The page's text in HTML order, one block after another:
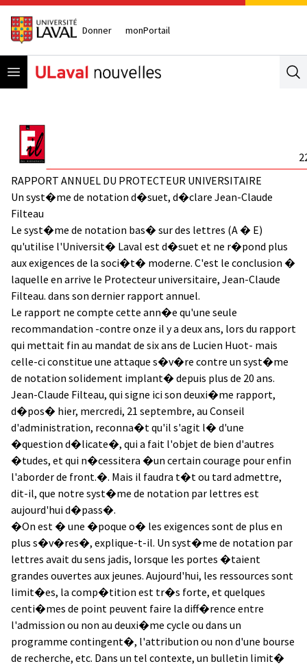
Donner monPortail
Open menu
RAPPORT ANNUEL DU PROTECTEUR UNIVERSITAIRE
Un syst�me de notation d�suet, d�clare Jean-Claude
Filteau
Le syst�me de notation bas� sur des lettres (A � E)
qu'utilise l'Universit� Laval est d�suet et ne r�pond plus
aux exigences de la soci�t� moderne. C'est le conclusion �
laquelle en arrive le Protecteur universitaire, Jean-Claude
Filteau. dans son dernier rapport annuel.
Le rapport ne compte cette ann�e qu'une seule
recommandation -contre onze il y a deux ans, lors du rapport
qui mettait fin au mandat de six ans de Lucien Huot- mais
celle-ci constitue une attaque s�v�re contre un syst�me
de notation solidement implant� depuis plus de 20 ans.
Jean-Claude Filteau, qui signe ici son deuxi�me rapport,
d�pos� hier, mercredi, 21 septembre, au Conseil
d'administration, reconna�t qu'il s'agit l� d'une
�question d�licate�, qui a fait l'objet de bien d'autres
�tudes, et qui n�cessitera �un certain courage pour enfin
l'aborder de front.�. Mais il faudra t�t ou tard admettre,
dit-il, que notre syst�me de notation par lettres est
aujourd'hui d�pass�.
�On est � une �poque o� les exigences sont de plus en
plus s�v�res�, explique-t-il. Un syst�me de notation par
lettres avait du sens jadis, lorsque les portes �taient
grandes ouvertes aux jeunes. Aujourd'hui, les ressources sont
limit�es, la comp�tition est tr�s forte, et quelques
centi�mes de point peuvent faire la diff�rence entre
l'admission ou non au deuxi�me cycle ou dans un
programme contingent�, l'attribution ou non d'une bourse
de recherche, etc. Dans un tel contexte, un bulletin limit�